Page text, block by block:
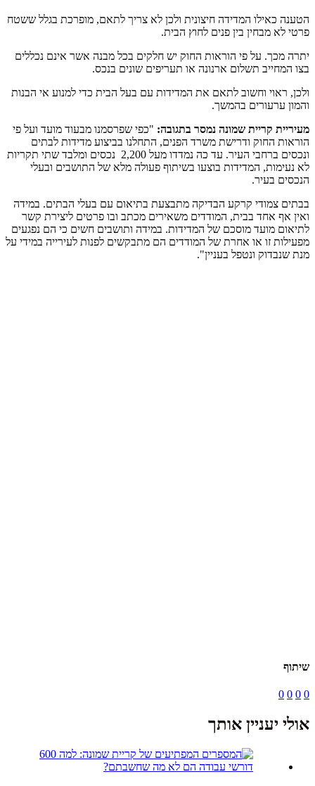
הטענה כאילו המדידה חיצונית ולכן לא צריך לתאם, מופרכת בגלל ששטח
פרטי לא מבחין בין פנים לחוץ הבית.
יתרה מכך. על פי הוראות החוק יש חלקים בכל מבנה אשר אינם נכללים
בצו המחייב תשלום ארנונה או תעריפים שונים בנכס.
ולכן, ראוי וחשוב לתאם את המדידות עם בעל הבית כדי למנוע אי הבנות
והמון ערעורים בהמשך.
מעיריית קריית שמונה נמסר בתגובה: "כפי שפרסמנו מבעוד מועד ועל פי
הוראות החוק ודרישת משרד הפנים, התחלנו בביצוע מדידות לבתים
ונכסים ברחבי העיר. עד כה נמדדו מעל 2,200 נכסים ומלבד שתי תקריות
לא נעימות, המדידות בוצעו בשיתוף פעולה מלא של התושבים ובעלי
הנכסים בעיר.
בבתים צמודי קרקע הבדיקה מתבצעת בתיאום עם בעלי הבתים. במידה
ואין אף אחד בבית, המודדים משאירים מכתב ובו פרטים ליצירת קשר
לתיאום מועד מוסכם של המדידות. במידה ותושבים חשים כי הם נפגעים
מפעילות זו או אחרת של המודדים הם מתבקשים לפנות לעירייה במידי על
מנת שנבדוק ונטפל בעניין".
שיתוף
0
0
0
0
אולי יעניין אותך